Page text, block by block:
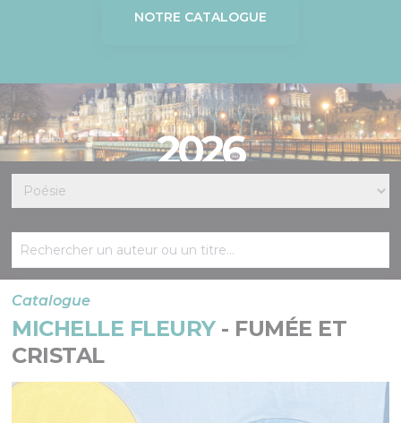
NOTRE CATALOGUE
2026
Catalogue
MICHELLE FLEURY- FUMÉE ET
CRISTAL